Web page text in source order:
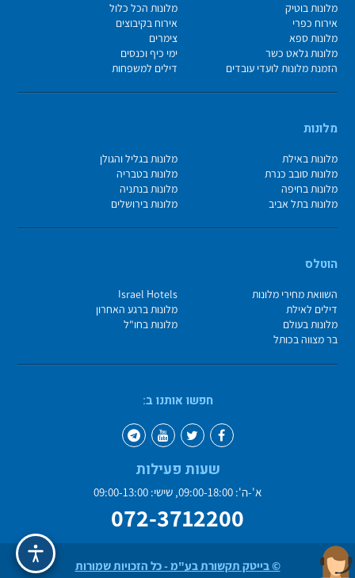
מלונות בוטיק
מלונות הכל כלול
אירוח כפרי
אירוח בקיבוצים
מלונות ספא
צימרים
מלונות גלאט כשר
ימי כיף וכנסים
הזמנת מלונות לועדי עובדים
דילים למשפחות
מלונות
מלונות באילת
מלונות בגליל והגולן
מלונות סובב כנרת
מלונות בטבריה
מלונות בחיפה
מלונות בנתניה
מלונות בתל אביב
מלונות בירושלים
הוטלס
השוואת מחירי מלונות
Israel Hotels
דילים לאילת
מלונות ברגע האחרון
מלונות בעולם
מלונות בחו"ל
בר מצווה בכותל
חפשו אותנו ב:
שעות פעילות
א'-ה': 09:00-18:00, שישי: 09:00-13:00
072-3712200
© בייטק תקשורת בע"מ - כל הזכויות שמורות